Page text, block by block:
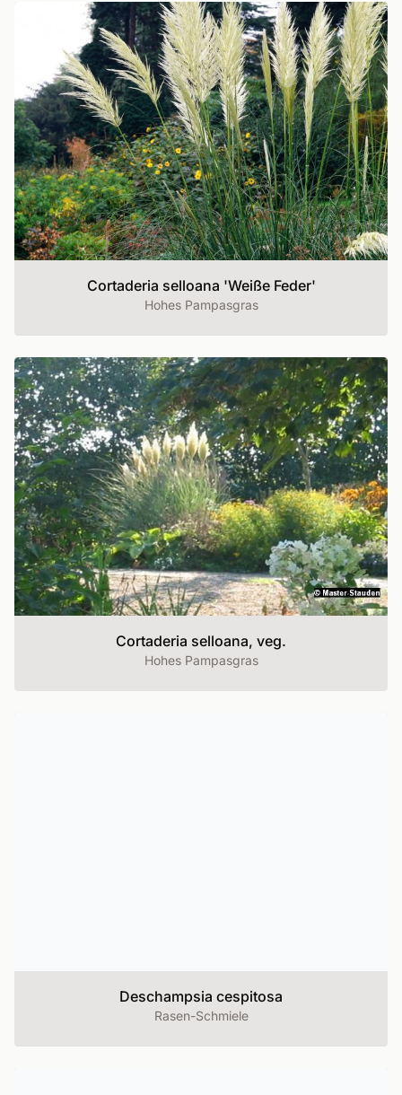
Cortaderia selloana 'Weiße Feder'
Hohes Pampasgras
Cortaderia selloana, veg.
Hohes Pampasgras
Deschampsia cespitosa
Rasen-Schmiele